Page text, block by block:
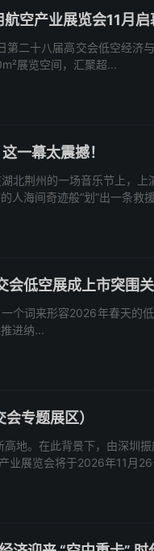
空产业展览会11月启
二十八届高交会低空经
展览空间，汇聚超...
一幕太震撼！
北荆州的一场音乐节上，
人海间奇迹般“划”出一条救
会低空展成上市突围
个词来形容2026年春天的
进纳...
专题展区）
地。在此背景下，由深圳
业展览会将于2026年11月